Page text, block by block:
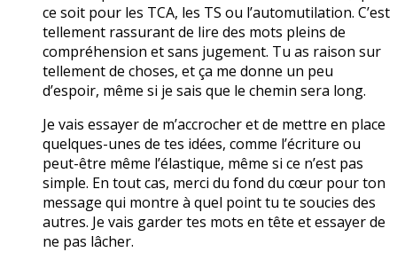
ce soit pour les TCA, les TS ou l’automutilation. C’est
tellement rassurant de lire des mots pleins de
compréhension et sans jugement. Tu as raison sur
tellement de choses, et ça me donne un peu
d’espoir, même si je sais que le chemin sera long.
Je vais essayer de m’accrocher et de mettre en place
quelques-unes de tes idées, comme l’écriture ou
peut-être même l’élastique, même si ce n’est pas
simple. En tout cas, merci du fond du cœur pour ton
message qui montre à quel point tu te soucies des
autres. Je vais garder tes mots en tête et essayer de
ne pas lâcher.